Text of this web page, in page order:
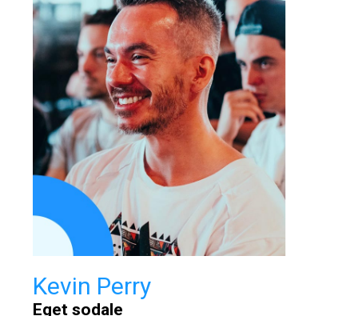
Kevin Perry
Eget sodale